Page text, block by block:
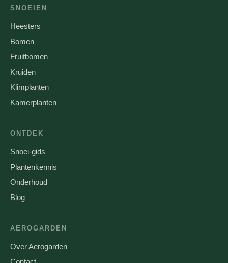
SNOEIEN
Heesters
Bomen
Fruitbomen
Kruiden
Klimplanten
Kamerplanten
ONTDEK
Snoei-gids
Plantenkennis
Onderhoud
Blog
AEROGARDEN
Over Aerogarden